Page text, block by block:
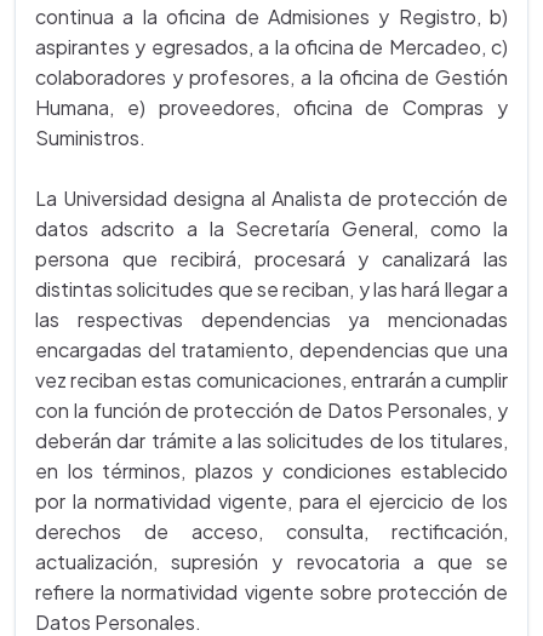
continua a la oficina de Admisiones y Registro, b)
aspirantes y egresados, a la oficina de Mercadeo, c)
colaboradores y profesores, a la oficina de Gestión
Humana, e) proveedores, oficina de Compras y
Suministros.
La Universidad designa al Analista de protección de
datos adscrito a la Secretaría General, como la
persona que recibirá, procesará y canalizará las
distintas solicitudes que se reciban, y las hará llegar a
las respectivas dependencias ya mencionadas
encargadas del tratamiento, dependencias que una
vez reciban estas comunicaciones, entrarán a cumplir
con la función de protección de Datos Personales, y
deberán dar trámite a las solicitudes de los titulares,
en los términos, plazos y condiciones establecido
por la normatividad vigente, para el ejercicio de los
derechos de acceso, consulta, rectificación,
actualización, supresión y revocatoria a que se
refiere la normatividad vigente sobre protección de
Datos Personales.